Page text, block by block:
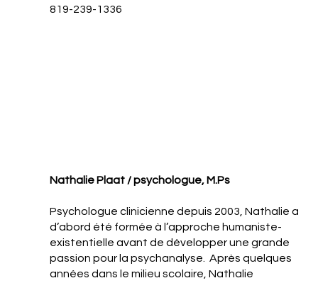
819-239-1336
Nathalie Plaat / psychologue, M.Ps
Psychologue clinicienne depuis 2003, Nathalie a
d’abord été formée à l’approche humaniste-
existentielle avant de développer une grande
passion pour la psychanalyse. Après quelques
années dans le milieu scolaire, Nathalie